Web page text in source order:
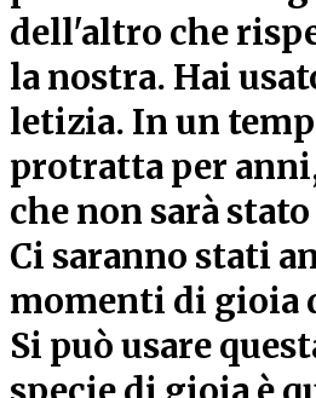
dell'altro che
la nostra. Hai
letizia. In un
protratta per
che non sarà
Ci saranno stati
momenti di gioia
Si può usare